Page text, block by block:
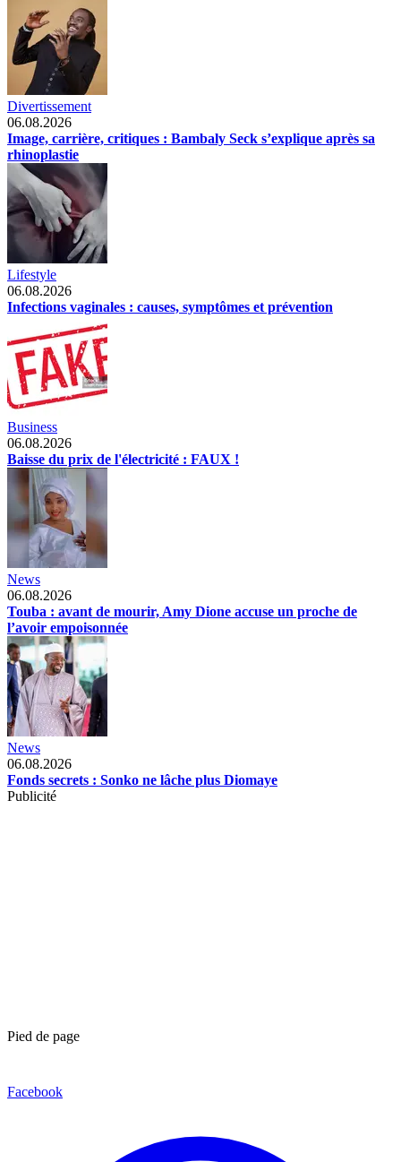
Divertissement
06.08.2026
Image, carrière, critiques : Bambaly Seck s’explique après sa
rhinoplastie
Lifestyle
06.08.2026
Infections vaginales : causes, symptômes et prévention
Business
06.08.2026
Baisse du prix de l'électricité : FAUX !
News
06.08.2026
Touba : avant de mourir, Amy Dione accuse un proche de
l’avoir empoisonnée
News
06.08.2026
Fonds secrets : Sonko ne lâche plus Diomaye
Publicité
Pied de page
Facebook